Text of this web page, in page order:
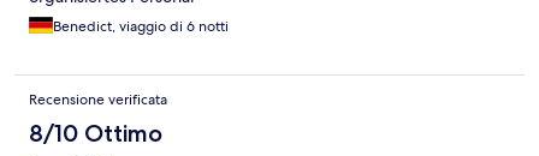
Benedict, viaggio di 6 notti
Recensione verificata
8/10 Ottimo